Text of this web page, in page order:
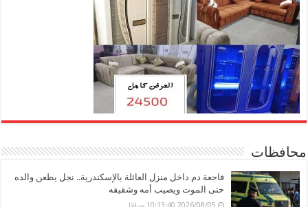
محافظات
فاجعة دم داخل منزل العائلة بالإسكندرية.. نجل يطعن والده
حتى الموت ويصيب أمه وشقيقه
2026/08/05 10:13:40 صباحًا